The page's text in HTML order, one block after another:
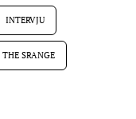
INTERVJU
THE SRANGE